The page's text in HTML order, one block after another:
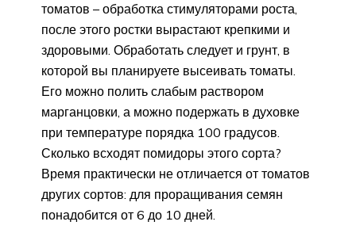
томатов – обработка стимуляторами роста,
после этого ростки вырастают крепкими и
здоровыми. Обработать следует и грунт, в
которой вы планируете высеивать томаты.
Его можно полить слабым раствором
марганцовки, а можно подержать в духовке
при температуре порядка 100 градусов.
Сколько всходят помидоры этого сорта?
Время практически не отличается от томатов
других сортов: для проращивания семян
понадобится от 6 до 10 дней.